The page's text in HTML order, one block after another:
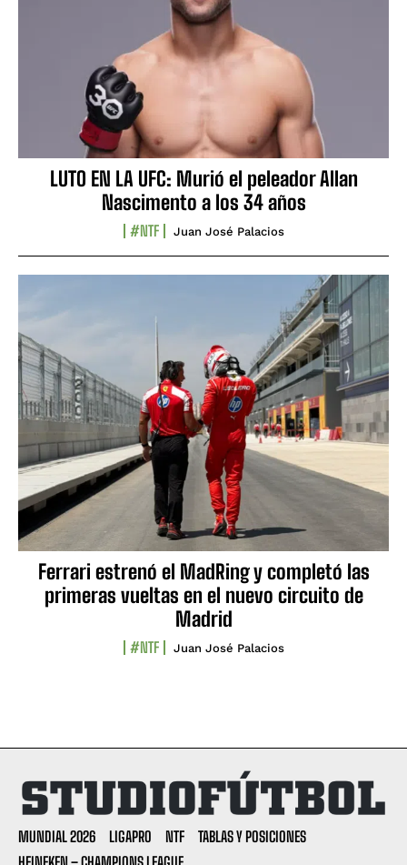
LUTO EN LA UFC: Murió el peleador Allan
Nascimento a los 34 años
#NTF Juan José Palacios
Ferrari estrenó el MadRing y completó las
primeras vueltas en el nuevo circuito de
Madrid
#NTF Juan José Palacios
MUNDIAL 2026 LIGAPRO NTF
TABLAS Y POSICIONES